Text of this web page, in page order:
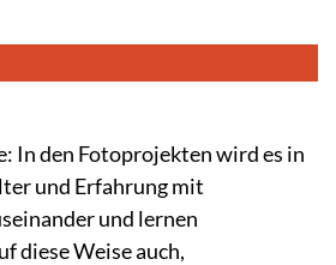
In den Fotoprojekten wird es in
und Erfahrung mit
und lernen
diese Weise auch,